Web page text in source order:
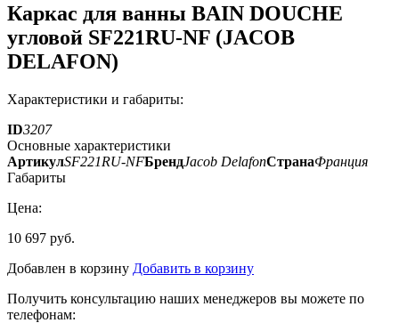
Каркас для ванны BAIN DOUCHE
угловой SF221RU-NF (JACOB
DELAFON)
Характеристики и габариты:
ID3207
Основные характеристики
АртикулSF221RU-NFБрендJacob DelafonСтранаФранция
Габариты
Цена:
10 697 руб.
Добавлен в корзину Добавить в корзину
Получить консультацию наших менеджеров вы можете по
телефонам: